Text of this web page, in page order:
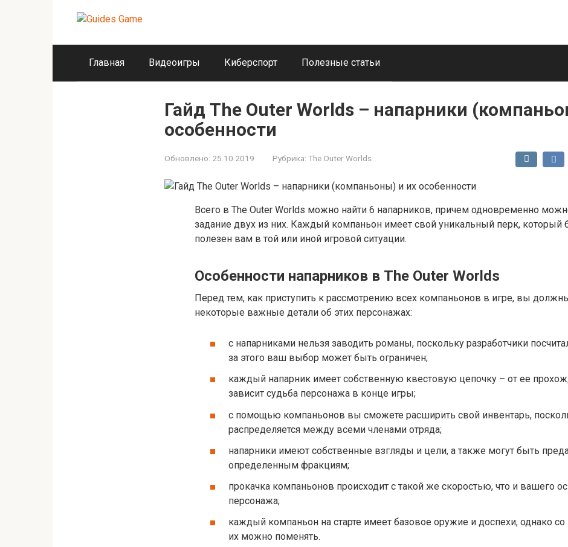
Главная Видеоигры Киберспорт Полезные статьи
Гайд The Outer Worlds – напарники
особенности
Обновлено: 25.10.2019 Рубрика: The Outer Worlds
Всего в The Outer Worlds можно найти 6 напарников, причем одновременно
задание двух из них. Каждый компаньон имеет свой уникальный перк, который
полезен вам в той или иной игровой ситуации.
Особенности напарников в The Outer Worlds
Перед тем, как приступить к рассмотрению всех компаньонов в игре, вы
некоторые важные детали об этих персонажах:
с напарниками нельзя заводить романы, поскольку разработчики
за этого ваш выбор может быть ограничен;
каждый напарник имеет собственную квестовую цепочку – от ее
зависит судьба персонажа в конце игры;
с помощью компаньонов вы сможете расширить свой инвентарь,
распределяется между всеми членами отряда;
напарники имеют собственные взгляды и цели, а также могут быть
определенным фракциям;
прокачка компаньонов происходит с такой же скоростью, что и вашего
персонажа;
каждый компаньон на старте имеет базовое оружие и доспехи, однако
их можно поменять.